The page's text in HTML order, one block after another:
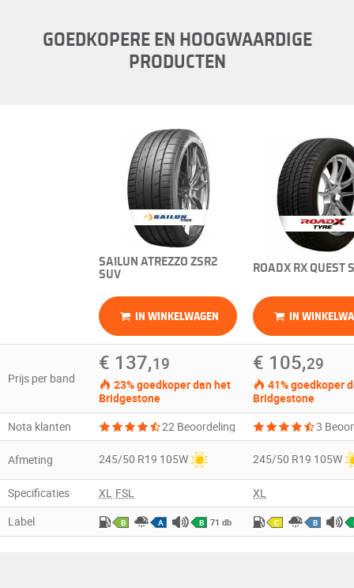
GOEDKOPERE EN HOOGWAARDIGE
PRODUCTEN
SAILUN ATREZZO ZSR2
SUV
ROADX RX QUEST
IN WINKELWAGEN IN
Prijs per band
€ 137,19
23% goedkoper dan het
Bridgestone
€ 105,29
41% goedkoper
Bridgestone
Nota klanten
22 Beoordeling 3
Afmeting 245/50 R19 105W 245/50 R19 105W
Specificaties XL FSL
XL
Label
B A B 71 db C B